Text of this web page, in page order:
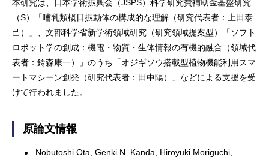
本研究は、日本学術振興会（JSPS）科学研究費補助金基盤研究
（S）「哺乳類概日振動体の構成的な理解（研究代表者：上田泰
己）」、文部科学省新学術領域研究（研究領域提案型）「ソフト
ロボット学の創成：機電・物質・生体情報の有機的融合（領域代
表者：鈴森康一）」のうち「オジギソウ搭載型植物機能利用スマ
ートマシーン創発（研究代表者：田中陽）」などによる支援を受
けて行われました。
原論文情報
Nobutoshi Ota, Genki N. Kanda, Hiroyuki Moriguchi,